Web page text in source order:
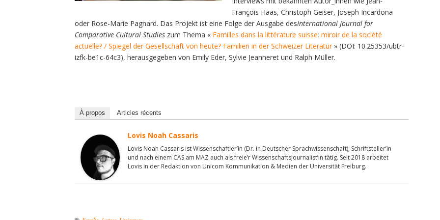
François Haas, Christoph Geiser, Joseph Incardona
oder Rose-Marie Pagnard. Das Projekt ist eine Folge der Ausgabe desInternational Journal for
Comparative Cultural Studies zum Thema « Familles dans la littérature suisse: miroir de la société
actuelle? / Spiegel der Gesellschaft von heute? Familien in der Schweizer Literatur» (DOI: 10.25353/ubtr-
izfk-be1c-64c3), herausgegeben von Emily Eder, Sylvie Jeanneret und Ralph Müller.
À propos Articles récents
Lovis Noah Cassaris
Lovis Noah Cassaris ist Wissenschaftler’in (Dr. in Deutscher Sprachwissenschaft), Schriftsteller’in
und nach einem CAS am MAZ auch als freie’r Wissenschaftsjournalist’in tätig. Seit 2018 arbeitet
Lovis in der Redaktion von Unicom Kommunikation & Medien der Universität Freiburg.